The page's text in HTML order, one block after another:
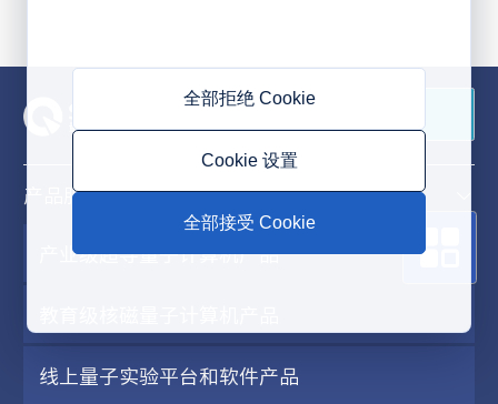
产品服务
产业级超导量子计算机产品
线上量子实验平台和软件产品
全部拒绝 Cookie
Cookie 设置
全部接受 Cookie